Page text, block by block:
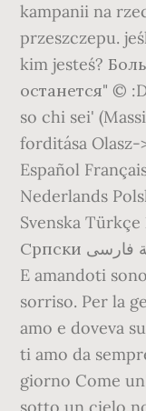
kampanii na
przeszczepu.
kim jesteś?
останется" ©
so chi sei'
forditása Olasz-
Español
Nederlands
Svenska Türkçe
Српски العربية فارسی 日本語 한국어 Ti bacerei.
E amandoti
sorriso. Per la
amo e doveva
ti amo da
giorno Come